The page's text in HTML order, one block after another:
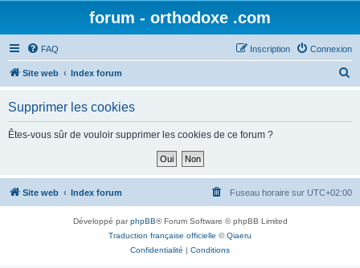
forum - orthodoxe .com
FAQ Connexion
Inscription
Site web Index forum
h
Supprimer les cookies
Êtes-vous sûr de vouloir supprimer les cookies de ce forum ?
Site web Index forum Fuseau horaire sur UTC+02:00
Développé parphpBB® Forum Software © phpBB Limited
Traduction française officielle ©Qiaeru
Confidentialité | Conditions